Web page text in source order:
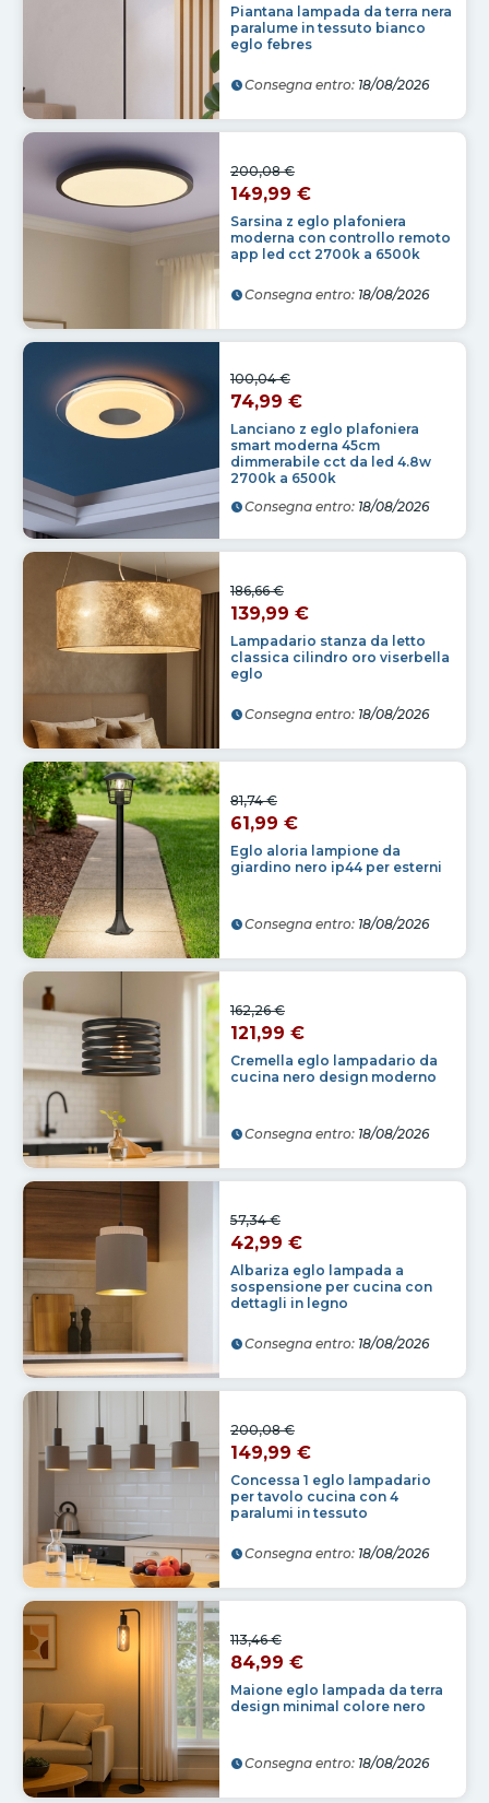
Piantana lampada da terra nera
paralume in tessuto bianco
eglo febres
Consegna entro: 18/08/2026
Sarsina z eglo plafoniera
moderna con controllo remoto
app led cct 2700k a 6500k
200,08 €
149,99 €
Consegna entro: 18/08/2026
Lanciano z eglo plafoniera
smart moderna 45cm
dimmerabile cct da led 4.8w
2700k a 6500k
100,04 €
74,99 €
Consegna entro: 18/08/2026
Lampadario stanza da letto
classica cilindro oro viserbella
eglo
186,66 €
139,99 €
Consegna entro: 18/08/2026
Eglo aloria lampione da
giardino nero ip44 per esterni
81,74 €
61,99 €
Consegna entro: 18/08/2026
Cremella eglo lampadario da
cucina nero design moderno
162,26 €
121,99 €
Consegna entro: 18/08/2026
Albariza eglo lampada a
sospensione per cucina con
dettagli in legno
57,34 €
42,99 €
Consegna entro: 18/08/2026
Concessa 1 eglo lampadario
per tavolo cucina con 4
paralumi in tessuto
200,08 €
149,99 €
Consegna entro: 18/08/2026
Maione eglo lampada da terra
design minimal colore nero
113,46 €
84,99 €
Consegna entro: 18/08/2026